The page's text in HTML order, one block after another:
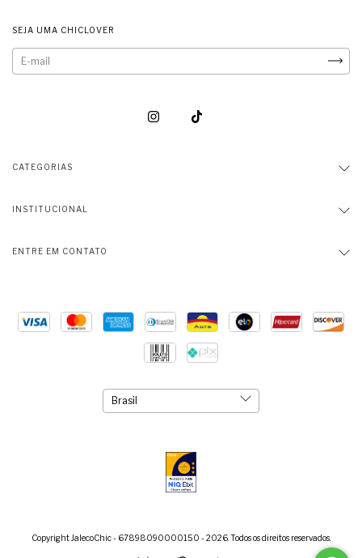
SEJA UMA CHICLOVER
CATEGORIAS
INSTITUCIONAL
ENTRE EM CONTATO
Copyright JalecoChic - 67898090000150 - 2026. Todos os direitos reservados.